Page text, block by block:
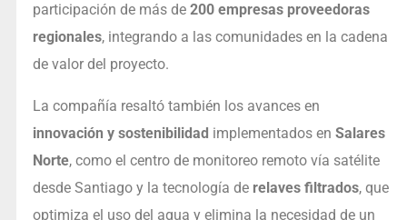
participación de más de 200 empresas proveedoras
regionales, integrando a las comunidades en la cadena
de valor del proyecto.
La compañía resaltó también los avances en
innovación y sostenibilidad implementados en Salares
Norte, como el centro de monitoreo remoto vía satélite
desde Santiago y la tecnología de relaves filtrados, que
optimiza el uso del agua y elimina la necesidad de un